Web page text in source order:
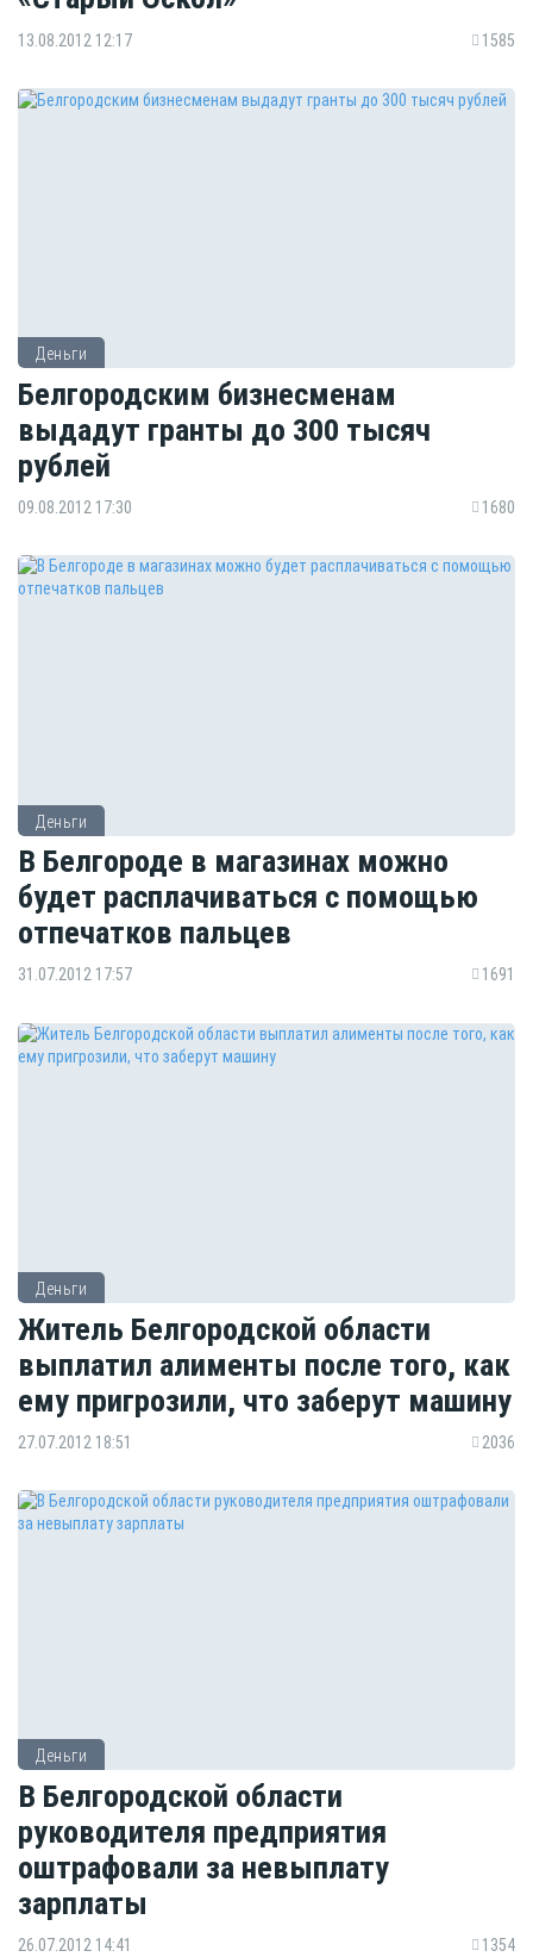
13.08.2012 12:17 1585
Деньги
Белгородским бизнесменам
выдадут гранты до 300 тысяч
рублей
09.08.2012 17:30 1680
Деньги
В Белгороде в магазинах можно
будет расплачиваться с помощью
отпечатков пальцев
31.07.2012 17:57 1691
Деньги
Житель Белгородской области
выплатил алименты после того, как
ему пригрозили, что заберут машину
27.07.2012 18:51 2036
Деньги
В Белгородской области
руководителя предприятия
оштрафовали за невыплату
зарплаты
26.07.2012 14:41 1354